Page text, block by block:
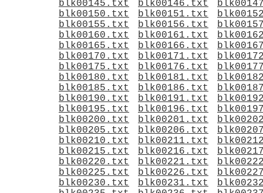
blk00145.txt
blk00146.txt
blk00150.txt
blk00151.txt
blk00155.txt
blk00156.txt
blk00160.txt
blk00161.txt
blk00165.txt
blk00166.txt
blk00170.txt
blk00171.txt
blk00175.txt
blk00176.txt
blk00180.txt
blk00181.txt
blk00185.txt
blk00186.txt
blk00190.txt
blk00191.txt
blk00195.txt
blk00196.txt
blk00200.txt
blk00201.txt
blk00205.txt
blk00206.txt
blk00210.txt
blk00211.txt
blk00215.txt
blk00216.txt
blk00220.txt
blk00221.txt
blk00225.txt
blk00226.txt
blk00230.txt
blk00231.txt